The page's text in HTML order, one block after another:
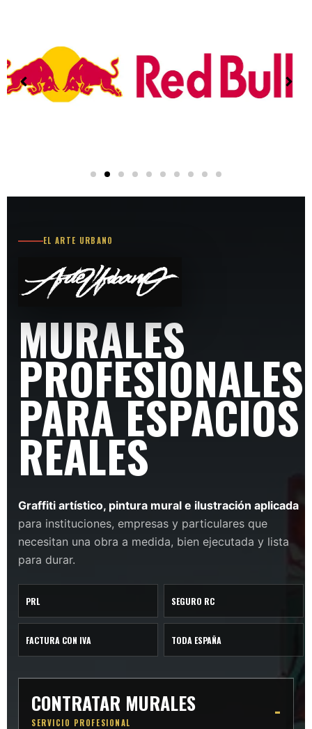
EL ARTE URBANO
MURALES
PROFESIONALES
PARA ESPACIOS
REALES
Graffiti artístico, pintura mural e ilustración aplicada
para instituciones, empresas y particulares que
necesitan una obra a medida, bien ejecutada y lista
para durar.
PRL SEGURO RC
FACTURA CON IVA TODA ESPAÑA
CONTRATAR MURALES
SERVICIO PROFESIONAL